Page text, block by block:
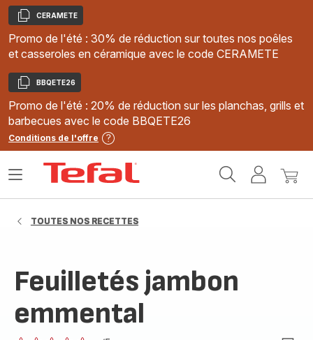
Copier
CERAMETE
Promo de l'été : 30% de réduction sur toutes nos poêles
et casseroles en céramique avec le code CERAMETE
Copier
BBQETE26
Promo de l'été : 20% de réduction sur les planchas, grills et
barbecues avec le code BBQETE26
Conditions de l'offre
MonMon
Ouvrir
TOUTES NOS RECETTES
Feuilletés jambon
emmental